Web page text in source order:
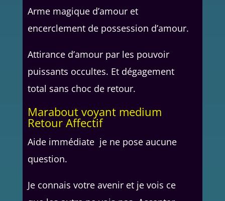
Arme magique d’amour et
encerclement de possession d’amour.
Attirance d’amour par les pouvoir
puissants occultes. Et dégagement
total sans choc de retour.
Marabout voyant medium
Retour Affectif
Aide immédiate je ne pose aucune
question.
Je connais votre avenir et je vois ce